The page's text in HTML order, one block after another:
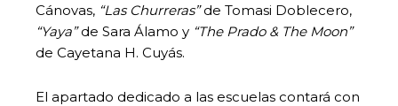
Cánovas, “Las Churreras”de Tomasi Doblecero,
“Yaya”de Sara Álamo y “The Prado & The Moon”
de Cayetana H. Cuyás.
El apartado dedicado a las escuelas contará con